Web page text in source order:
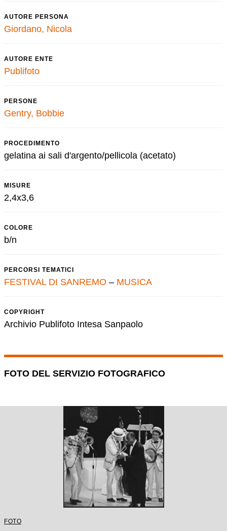
AUTORE PERSONA
Giordano, Nicola
AUTORE ENTE
Publifoto
PERSONE
Gentry, Bobbie
PROCEDIMENTO
gelatina ai sali d'argento/pellicola (acetato)
MISURE
2,4x3,6
COLORE
b/n
PERCORSI TEMATICI
FESTIVAL DI SANREMO – MUSICA
COPYRIGHT
Archivio Publifoto Intesa Sanpaolo
FOTO DEL SERVIZIO FOTOGRAFICO
FOTO